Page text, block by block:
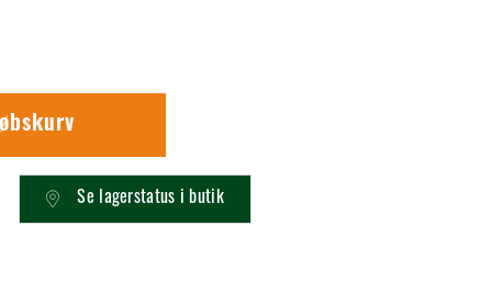
Se lagerstatus i butik